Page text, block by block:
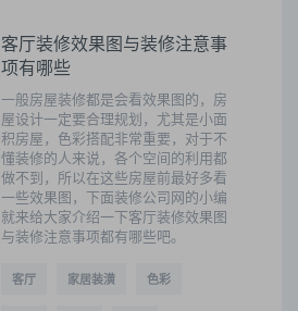
客厅装修效果图与装修注意事
项有哪些
一般房屋装修都是会看效果图的，房
屋设计一定要合理规划，尤其是小面
积房屋，色彩搭配非常重要，对于不
懂装修的人来说，各个空间的利用都
做不到，所以在这些房屋前最好多看
一些效果图，下面装修公司网的小编
就来给大家介绍一下客厅装修效果图
与装修注意事项都有哪些吧。
客厅 家居装潢 色彩